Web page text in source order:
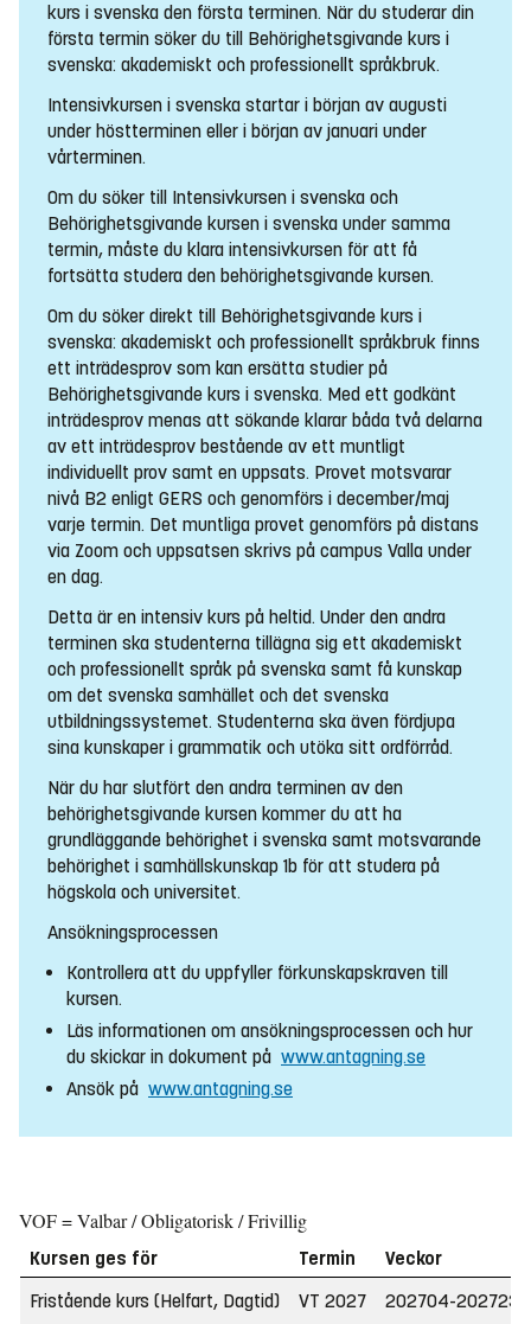
kurs i svenska den första terminen. När du studerar din
första termin söker du till Behörighetsgivande kurs i
svenska: akademiskt och professionellt språkbruk.
Intensivkursen i svenska startar i början av augusti
under höstterminen eller i början av januari under
vårterminen.
Om du söker till Intensivkursen i svenska och
Behörighetsgivande kursen i svenska under samma
termin, måste du klara intensivkursen för att få
fortsätta studera den behörighetsgivande kursen.
Om du söker direkt till Behörighetsgivande kurs i
svenska: akademiskt och professionellt språkbruk finns
ett inträdesprov som kan ersätta studier på
Behörighetsgivande kurs i svenska. Med ett godkänt
inträdesprov menas att sökande klarar båda två delarna
av ett inträdesprov bestående av ett muntligt
individuellt prov samt en uppsats. Provet motsvarar
nivå B2 enligt GERS och genomförs i december/maj
varje termin. Det muntliga provet genomförs på distans
via Zoom och uppsatsen skrivs på campus Valla under
en dag.
Detta är en intensiv kurs på heltid. Under den andra
terminen ska studenterna tillägna sig ett akademiskt
och professionellt språk på svenska samt få kunskap
om det svenska samhället och det svenska
utbildningssystemet. Studenterna ska även fördjupa
sina kunskaper i grammatik och utöka sitt ordförråd.
När du har slutfört den andra terminen av den
behörighetsgivande kursen kommer du att ha
grundläggande behörighet i svenska samt motsvarande
behörighet i samhällskunskap 1b för att studera på
högskola och universitet.
Ansökningsprocessen
Kontrollera att du uppfyller förkunskapskraven till
kursen.
Läs informationen om ansökningsprocessen och hur
du skickar in dokument på www.antagning.se
Ansök på www.antagning.se
VOF = Valbar / Obligatorisk / Frivillig
Kursen ges för Termin
Veckor
Fristående kurs (Helfart, Dagtid)
VT 2027 202704-202723